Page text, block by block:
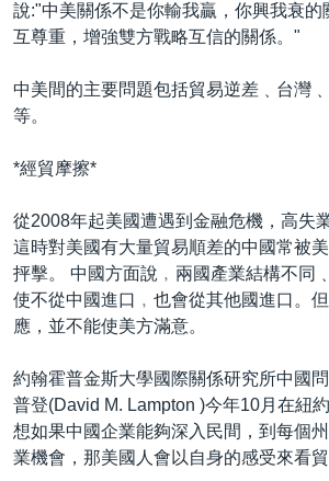
檢
國際
經貿
視頻
每日視頻新聞
VOA 60秒 (國際)
視頻存檔
YOUTUBE頻道
音頻
時事經緯
海外港人
港人港心
美國透視
廣播節目表
國語
關注我們
說:"中美關係不是你輸我贏，你興我衰的
互尊重，增強雙方戰略互信的關係。"
中美間的主要問題包括貿易逆差﹑台灣
等。
*經貿摩擦*
從2008年起美國遭遇到金融危機，高失
這時對美國有大量貿易順差的中國常被
抨擊。 中國方面說﹐兩國產業結構不同
使不從中國進口﹐也會從其他國進口。
應，並不能使美方滿意。
約翰霍普金斯大學國際關係研究所中國
普登(David M. Lampton )今年10月在紐
想如果中國企業能夠深入民間，到每個
業機會，那美國人會以自身的感受來看